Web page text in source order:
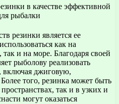
резинки является ее
как на
и на море. Благодаря своей
рыболову реализовать
включая джиговую,
того, резинка может быть
так и в узких и
могут оказаться